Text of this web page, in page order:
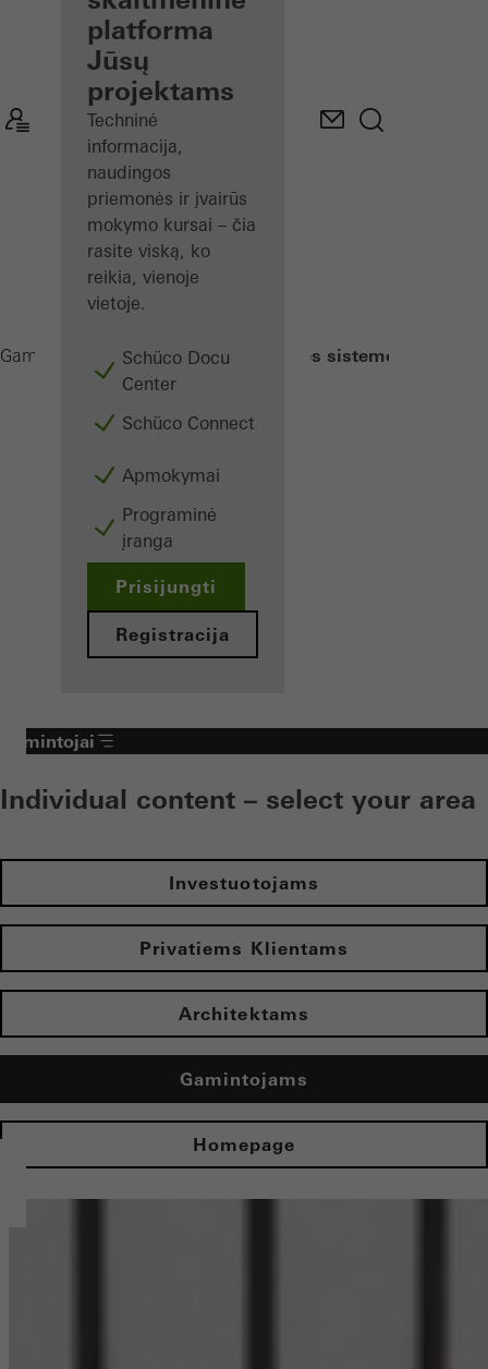
gamintojui
Atraskite
Mano
darbo
vietą
platforma
Jūsų
projektams
Techninė
informacija,
naudingos
priemonės ir įvairūs
mokymo kursai – čia
rasite viską, ko
reikia, vienoje
vietoje.
Schüco Docu
Center
Schüco Connect
Apmokymai
Programinė
įranga
Prisijungti
Registracija
Gamintojams GaminiaiSaulės kontrolės sistemos
Gamintojai
Individual content – select your area
Investuotojams
Privatiems Klientams
Architektams
Gamintojams
Homepage